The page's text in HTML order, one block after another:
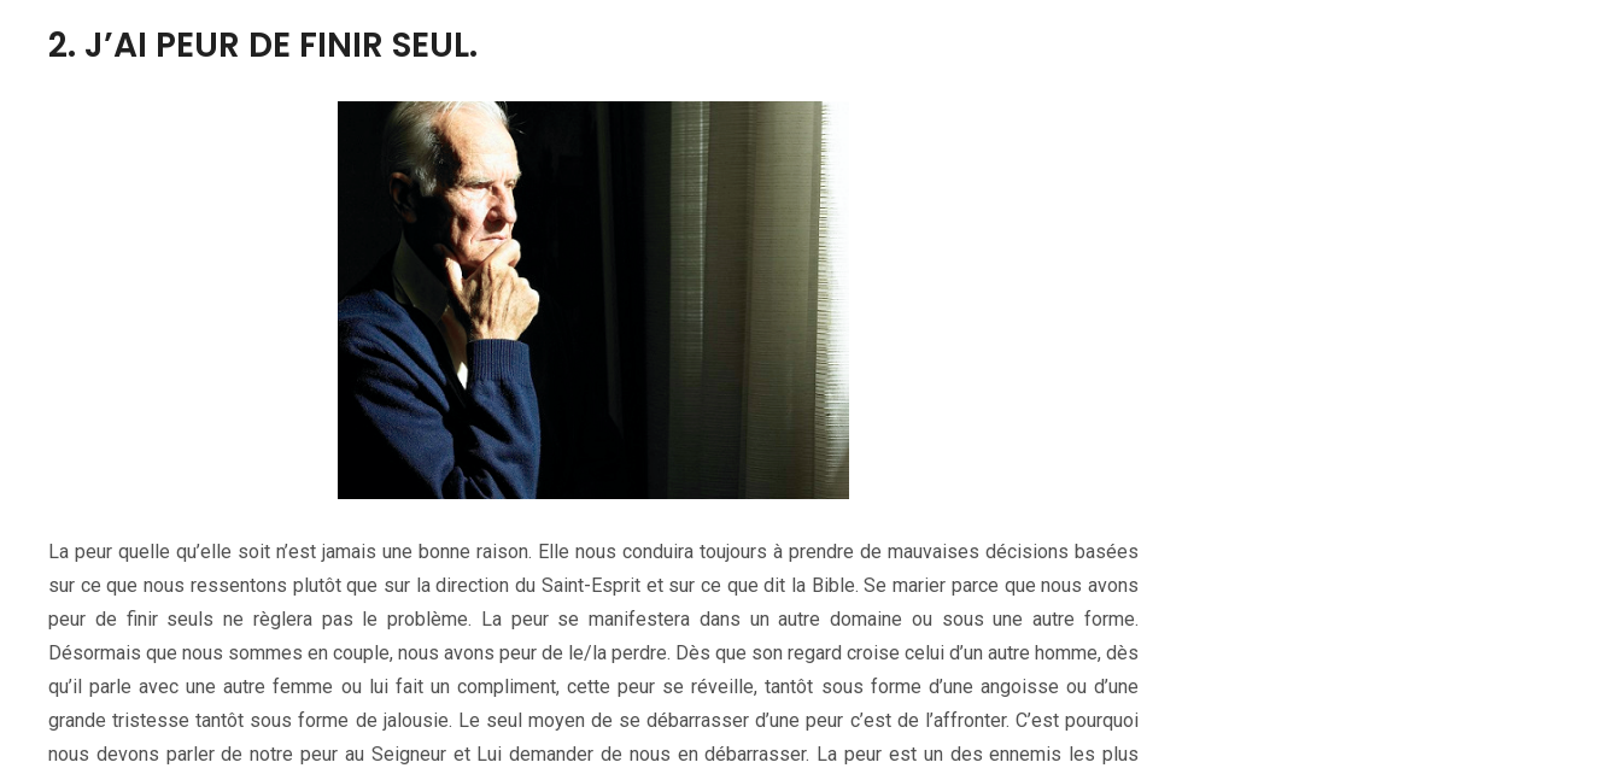
2. J’AI PEUR DE FINIR SEUL.
La peur quelle qu’elle soit n’est jamais une bonne raison. Elle nous conduira toujours à prendre de mauvaises décisions basées
sur ce que nous ressentons plutôt que sur la direction du Saint-Esprit et sur ce que dit la Bible. Se marier parce que nous avons
peur de finir seuls ne règlera pas le problème. La peur se manifestera dans un autre domaine ou sous une autre forme.
Désormais que nous sommes en couple, nous avons peur de le/la perdre. Dès que son regard croise celui d’un autre homme, dès
qu’il parle avec une autre femme ou lui fait un compliment, cette peur se réveille, tantôt sous forme d’une angoisse ou d’une
grande tristesse tantôt sous forme de jalousie. Le seul moyen de se débarrasser d’une peur c’est de l’affronter. C’est pourquoi
nous devons parler de notre peur au Seigneur et Lui demander de nous en débarrasser. La peur est un des ennemis les plus